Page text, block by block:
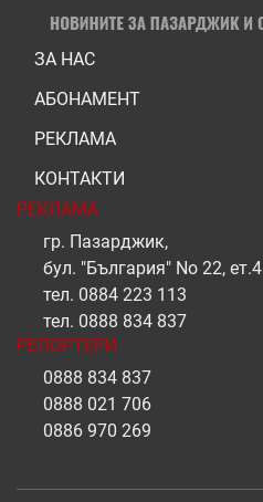
ЗА НАС
АБОНАМЕНТ
РЕКЛАМА
КОНТАКТИ
РЕКЛАМА
гр. Пазарджик,
бул. "България" No 22, ет.4
тел. 0884 223 113
тел. 0888 834 837
РЕПОРТЕРИ
0888 834 837
0888 021 706
0886 970 269